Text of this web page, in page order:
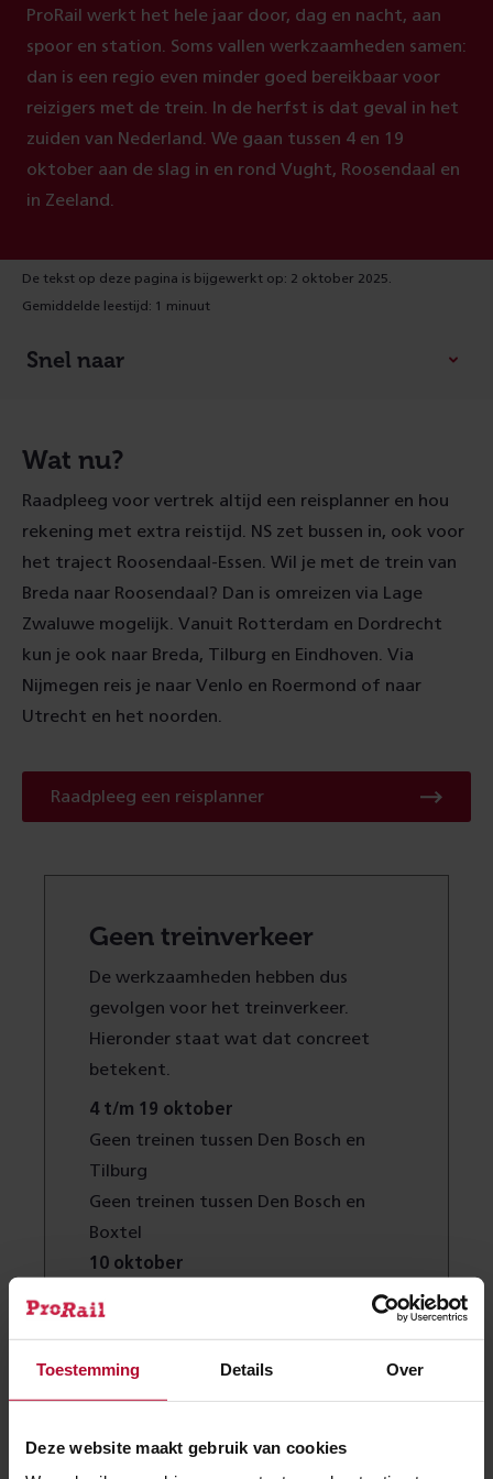
Toestemming Details Over
Deze website maakt gebruik van cookies
ProRail werkt het hele jaar door, dag en nacht, aan
spoor en station. Soms vallen werkzaamheden samen:
dan is een regio even minder goed bereikbaar voor
reizigers met de trein. In de herfst is dat geval in het
zuiden van Nederland. We gaan tussen 4 en 19
oktober aan de slag in en rond Vught, Roosendaal en
in Zeeland.
De tekst op deze pagina is bijgewerkt op: 2 oktober 2025.
Gemiddelde leestijd: 1 minuut
Snel naar
Wat nu?
Raadpleeg voor vertrek altijd een reisplanner en hou
rekening met extra reistijd. NS zet bussen in, ook voor
het traject Roosendaal-Essen. Wil je met de trein van
Breda naar Roosendaal? Dan is omreizen via Lage
Zwaluwe mogelijk. Vanuit Rotterdam en Dordrecht
kun je ook naar Breda, Tilburg en Eindhoven. Via
Nijmegen reis je naar Venlo en Roermond of naar
Utrecht en het noorden.
Raadpleeg een reisplannerRaadpleeg
Geen treinverkeer
De werkzaamheden hebben dus
gevolgen voor het treinverkeer.
Hieronder staat wat dat concreet
betekent.
4 t/m 19 oktober
Geen treinen tussen Den Bosch en
Tilburg
Geen treinen tussen Den Bosch en
Boxtel
10 oktober
Geen internationale treinen tussen
en met zaterdag)